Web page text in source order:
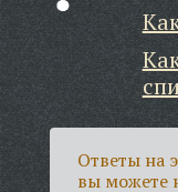
Ответы на
вы можете